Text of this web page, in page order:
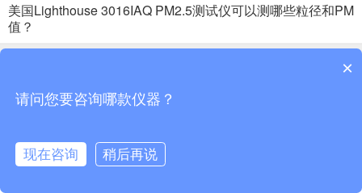
美国Lighthouse 3016IAQ PM2.5测试仪可以测哪些粒径和PM
值？
×
请问您要咨询哪款仪器？
现在咨询 稍后再说